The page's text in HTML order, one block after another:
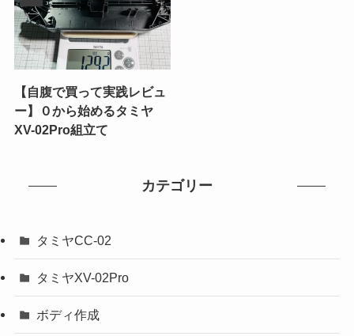
【自腹で買って実践レビュ
ー】０から始めるタミヤ
XV-02Pro組立て
カテゴリー
タミヤCC-02
タミヤXV-02Pro
ボディ作成